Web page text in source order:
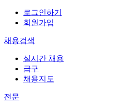
로그인하기
회원가입
채용검색
실시간 채용
급구
채용지도
전문